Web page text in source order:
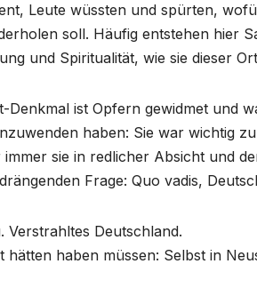
Leute wüssten und spürten,
soll. Häufig entstehen hier
und Spiritualität, wie sie dieser
Denkmal ist Opfern gewidmet und
haben: Sie war wichtig
sie in redlicher Absicht und
Frage: Quo vadis,
Verstrahltes Deutschland.
hätten haben müssen: Selbst in